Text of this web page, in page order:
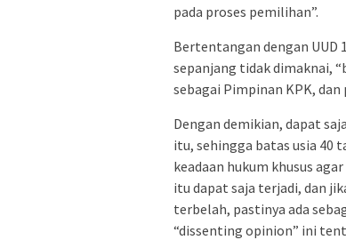
pada proses pemilihan”.
Bertentangan dengan UUD
sepanjang tidak dimaknai,
sebagai Pimpinan KPK,
Dengan demikian, dapat
itu, sehingga batas usia 40
keadaan hukum khusus
itu dapat saja terjadi, dan
terbelah, pastinya ada
“dissenting opinion” ini